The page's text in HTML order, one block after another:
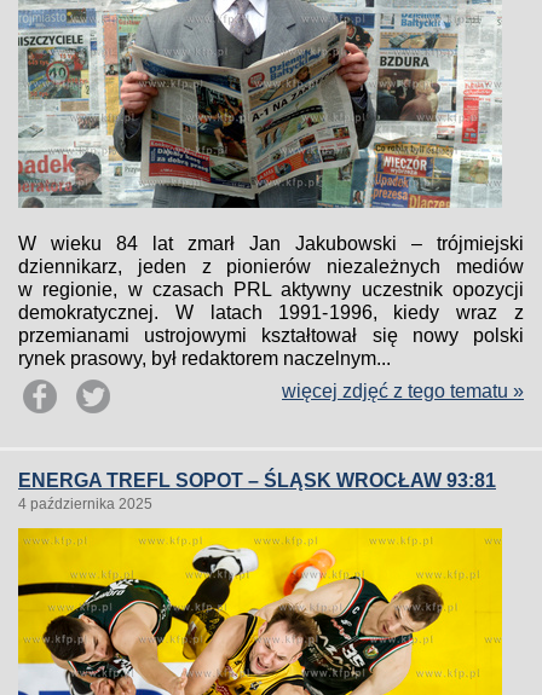
W wieku 84 lat zmarł Jan Jakubowski – trójmiejski
dziennikarz, jeden z pionierów niezależnych mediów
w regionie, w czasach PRL aktywny uczestnik opozycji
demokratycznej. W latach 1991-1996, kiedy wraz z
przemianami ustrojowymi kształtował się nowy polski
rynek prasowy, był redaktorem naczelnym...
więcej zdjęć z tego tematu »
ENERGA TREFL SOPOT – ŚLĄSK WROCŁAW 93:81
4 października 2025